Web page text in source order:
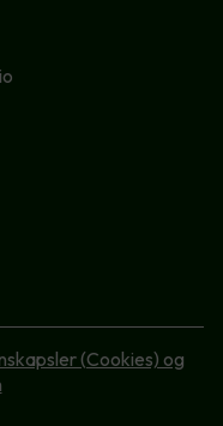
(Cookies) og